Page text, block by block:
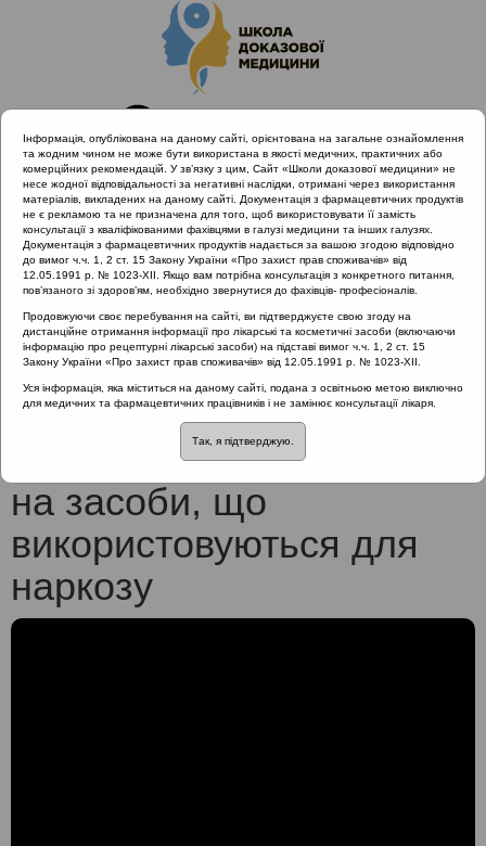
Головна Проведені заходи
Ви питаєте - ми відповідаємо
Чи необхідно перед операцією робити пацієнтам
алерготести на засоби, що використовуються для наркозу
Чи необхідно перед
операцією робити
пацієнтам алерготести
на засоби, що
використовуються для
наркозу
Інформація, опублікована на даному сайті, орієнтована на загальне ознайомлення
та жодним чином не може бути використана в якості медичних, практичних або
комерційних рекомендацій. У зв’язку з цим, Сайт «Школи доказової медицини» не
несе жодної відповідальності за негативні наслідки, отримані через використання
матеріалів, викладених на даному сайті. Документація з фармацевтичних продуктів
не є рекламою та не призначена для того, щоб використовувати її замість
консультації з кваліфікованими фахівцями в галузі медицини та інших галузях.
Документація з фармацевтичних продуктів надається за вашою згодою відповідно
до вимог ч.ч. 1, 2 ст. 15 Закону України «Про захист прав споживачів» від
12.05.1991 р. № 1023-XII. Якщо вам потрібна консультація з конкретного питання,
пов’язаного зі здоров’ям, необхідно звернутися до фахівців- професіоналів.
Продовжуючи своє перебування на сайті, ви підтверджуєте свою згоду на
дистанційне отримання інформації про лікарські та косметичні засоби (включаючи
інформацію про рецептурні лікарські засоби) на підставі вимог ч.ч. 1, 2 ст. 15
Закону України «Про захист прав споживачів» від 12.05.1991 р. № 1023-XII.
Уся інформація, яка міститься на даному сайті, подана з освітньою метою виключно
для медичних та фармацевтичних працівників і не замінює консультації лікаря.
Так, я підтверджую.